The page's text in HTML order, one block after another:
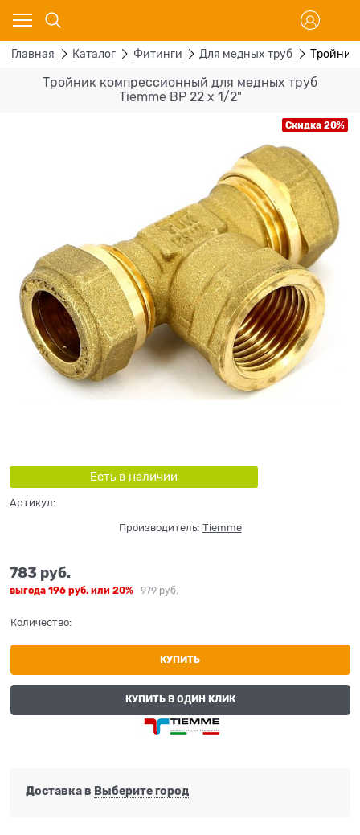
Главная Каталог Фитинги Для медных труб Тройник
Тройник компрессионный для медных труб
Tiemme ВР 22 х 1/2"
Скидка 20%
Есть в наличии
Артикул:
Производитель: Tiemme
979 руб.
783 руб.
выгода 196 руб. или 20%
Количество:
КУПИТЬ
КУПИТЬ В ОДИН КЛИК
Доставка в Выберите город